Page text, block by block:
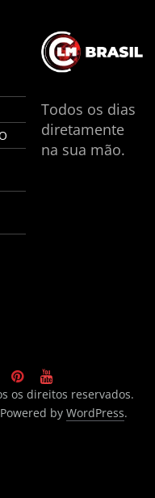
Todos os dias
diretamente
na sua mão.
os direitos reservados.
by WordPress.